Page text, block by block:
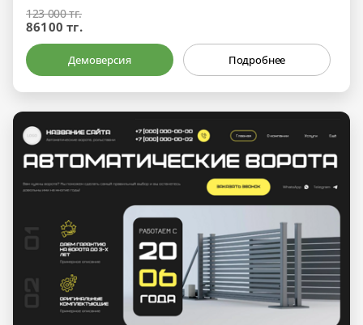
123 000 тг.
86100 тг.
Демоверсия Подробнее